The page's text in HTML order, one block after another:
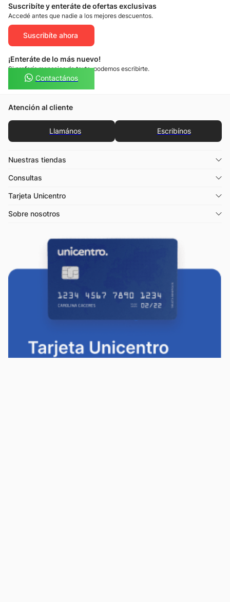
Suscribíte y enteráte de ofertas exclusivas
Accedé antes que nadie a los mejores descuentos.
Suscribíte ahora
¡Enteráte de lo más nuevo!
Si preferís mensajes de texto, podemos escribirte.
Contactános
Atención al cliente
Llamános Escribínos
Nuestras tiendas
Consultas
Tarjeta Unicentro
Sobre nosotros